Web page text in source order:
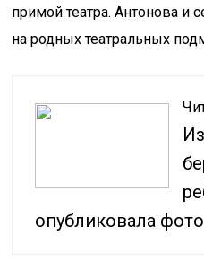
примой театра. Антонова и
на родных театральных
опубликовала